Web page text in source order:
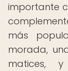
importante
más
morada,
matices,